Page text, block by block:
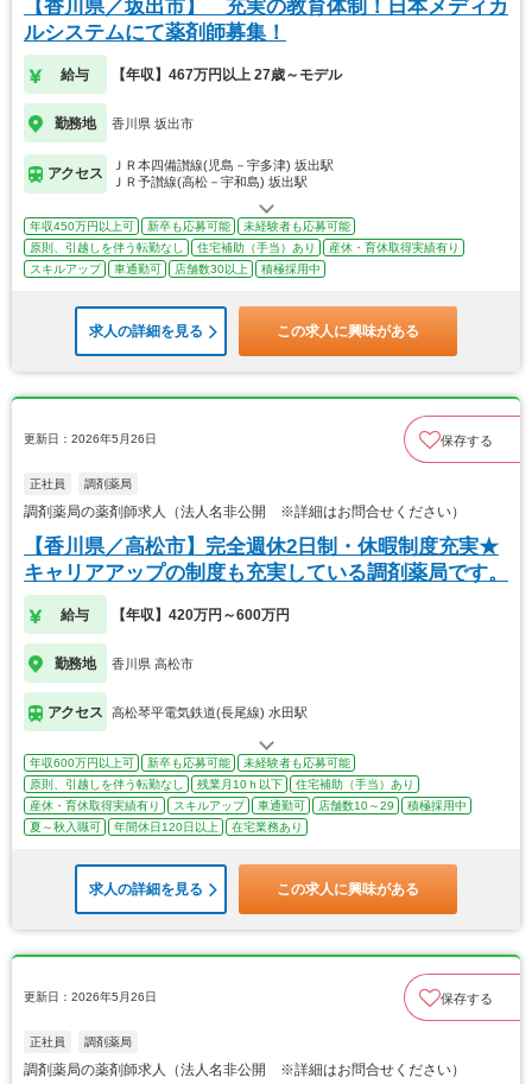
【香川県／坂出市】 充実の教育体制！日本メディカ
ルシステムにて薬剤師募集！
給与 【年収】467万円以上 27歳～モデル
勤務地 香川県 坂出市
アクセス
ＪＲ本四備讃線(児島－宇多津) 坂出駅
ＪＲ予讃線(高松－宇和島) 坂出駅
年収450万円以上可 新卒も応募可能
未経験者も応募可能
原則、引越しを伴う転勤なし
住宅補助（手当）あり
産休・育休取得実績有り
スキルアップ
車通勤可 店舗数30以上 積極採用中
求人の詳細を見る この求人に興味がある
更新日：2026年5月26日 保存する
正社員 調剤薬局
調剤薬局の薬剤師求人（法人名非公開 ※詳細はお問合せください）
【香川県／高松市】完全週休2日制・休暇制度充実★
キャリアアップの制度も充実している調剤薬局です。
給与 【年収】420万円～600万円
勤務地 香川県 高松市
アクセス 高松琴平電気鉄道(長尾線) 水田駅
年収600万円以上可 新卒も応募可能
未経験者も応募可能
原則、引越しを伴う転勤なし
残業月10ｈ以下
住宅補助（手当）あり
産休・育休取得実績有り
スキルアップ 車通勤可 店舗数10～29
積極採用中
夏～秋入職可
年間休日120日以上 在宅業務あり
求人の詳細を見る この求人に興味がある
更新日：2026年5月26日 保存する
正社員 調剤薬局
調剤薬局の薬剤師求人（法人名非公開 ※詳細はお問合せください）